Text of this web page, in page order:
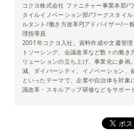
コクヨ株式会社 ファニチャー事業本部/
タイルイノベーション部/ワークスタイ
ルタント/働き方改革PJアドバイザー/一
理指導員
2001年コクヨ入社。資料作成や文書管理
トソーシング、会議改革など数々の働き
リューションの立ち上げ、事業化に参画
減、ダイバーシティ、イノベーション、
といったテーマで、企業や自治体を対
識改革・スキルアップ研修などをサポー